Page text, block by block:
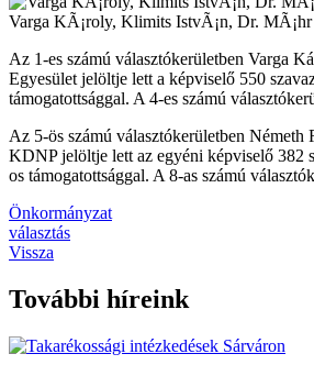
Varga KÃ¡roly, Klimits IstvÃ¡n, Dr.
Az 1-es számú választókerületben Varga
Egyesület jelöltje lett a képviselő 550
támogatottsággal. A 4-es számú
Az 5-ös számú választókerületben
KDNP jelöltje lett az egyéni képviselő 382
os támogatottsággal. A 8-as számú
Önkormányzat
választás
Vissza
További híreink